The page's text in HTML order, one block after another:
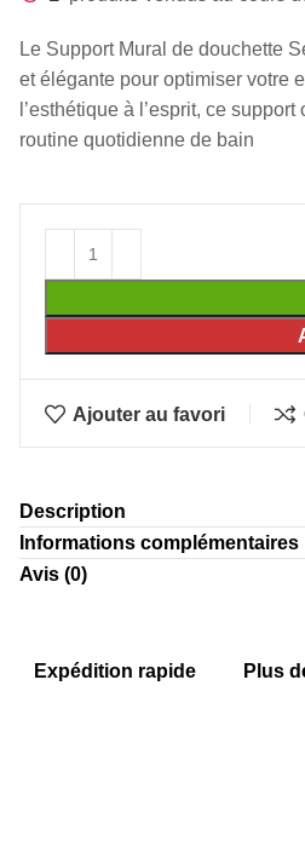
Le Support Mural de douchette
et élégante pour optimiser votre
l’esthétique à l’esprit, ce
routine quotidienne de bain
Ajouter au favori
Description
Informations complémentaires
Avis (0)
Expédition rapide Plus